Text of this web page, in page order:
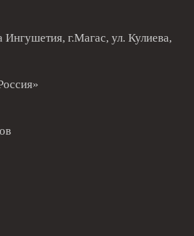
Ингушетия, г.Магас, ул. Кулиева,